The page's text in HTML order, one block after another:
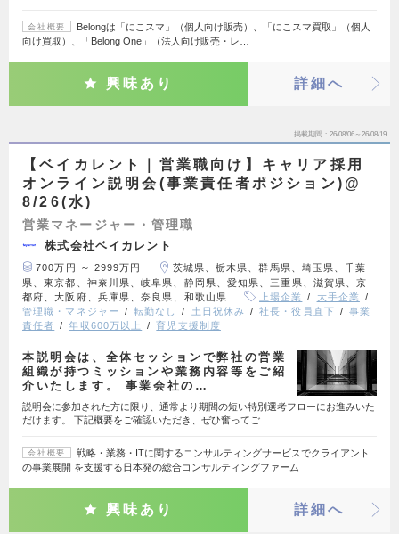
会社概要
Belongは「にこスマ」（個人向け販売）、「にこスマ買取」（個人
向け買取）、「Belong One」（法人向け販売・レ…
興味あり 詳細へ
掲載期間 26/08/06～26/08/19
【ベイカレント｜営業職向け】キャリア採用
オンライン説明会(事業責任者ポジション)@
8/26(水)
営業マネージャー・管理職
株式会社ベイカレント
700万円 ～ 2999万円
茨城県、栃木県、群馬県、埼玉県、千葉
県、東京都、神奈川県、岐阜県、静岡県、愛知県、三重県、滋賀県、京
都府、大阪府、兵庫県、奈良県、和歌山県
上場企業
大手企業
管理職・マネジャー
転勤なし 土日祝休み 社長・役員直下
事業
責任者
年収600万以上 育児支援制度
本説明会は、全体セッションで弊社の営業
組織が持つミッションや業務内容等をご紹
介いたします。 事業会社の…
説明会に参加された方に限り、通常より期間の短い特別選考フローにお進みいた
だけます。 下記概要をご確認いただき、ぜひ奮ってご…
会社概要
戦略・業務・ITに関するコンサルティングサービスでクライアント
の事業展開 を支援する日本発の総合コンサルティングファーム
興味あり 詳細へ